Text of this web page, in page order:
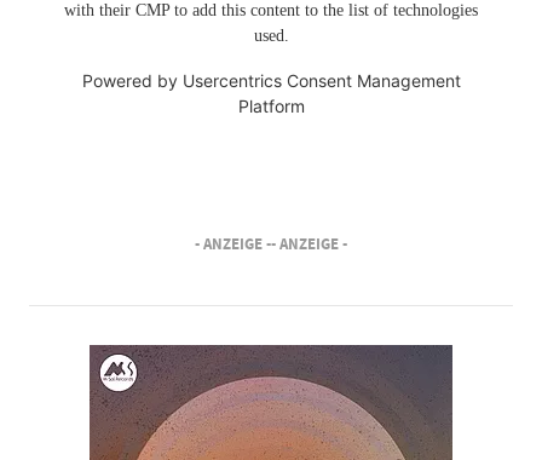
with their CMP to add this content to the list of technologies
used.
Powered by Usercentrics Consent Management
Platform
- ANZEIGE -- ANZEIGE -